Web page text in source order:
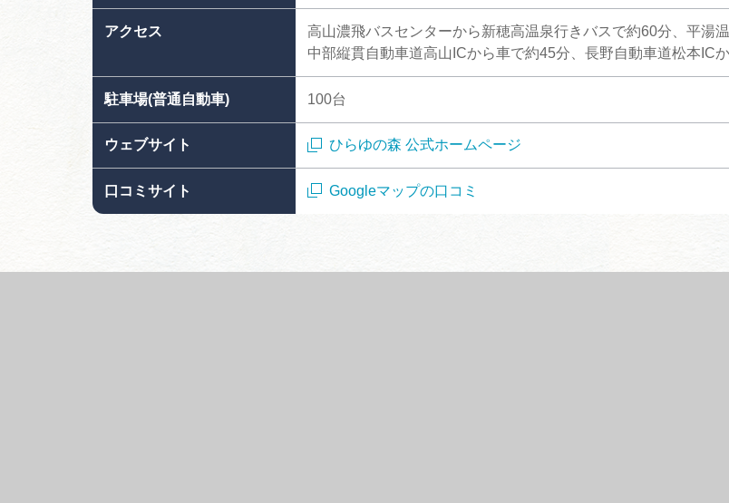
アクセス
高山濃飛バスセンターから新穂高温泉行きバスで約60分、平湯
中部縦貫自動車道高山ICから車で約45分、長野自動車道松本IC
駐車場(普通自動車) 100台
ウェブサイト ひらゆの森 公式ホームページ
口コミサイト Googleマップの口コミ